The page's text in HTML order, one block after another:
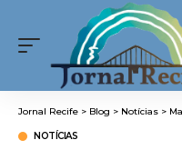
Jornal Recife > Blog > Notícias >
NOTÍCIAS